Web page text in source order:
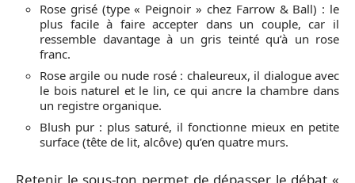
Rose grisé (type « Peignoir » chez Farrow & Ball) : le
plus facile à faire accepter dans un couple, car il
ressemble davantage à un gris teinté qu’à un rose
franc.
Rose argile ou nude rosé : chaleureux, il dialogue avec
le bois naturel et le lin, ce qui ancre la chambre dans
un registre organique.
Blush pur : plus saturé, il fonctionne mieux en petite
surface (tête de lit, alcôve) qu’en quatre murs.
Retenir le sous-ton permet de dépasser le débat «